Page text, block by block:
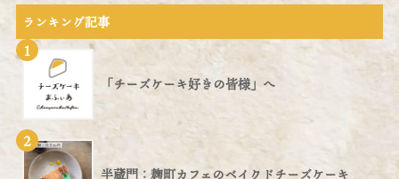
ランキング記事
1
「チーズケーキ好きの皆様」へ
2
半蔵門：麹町カフェのベイクドチーズケーキ